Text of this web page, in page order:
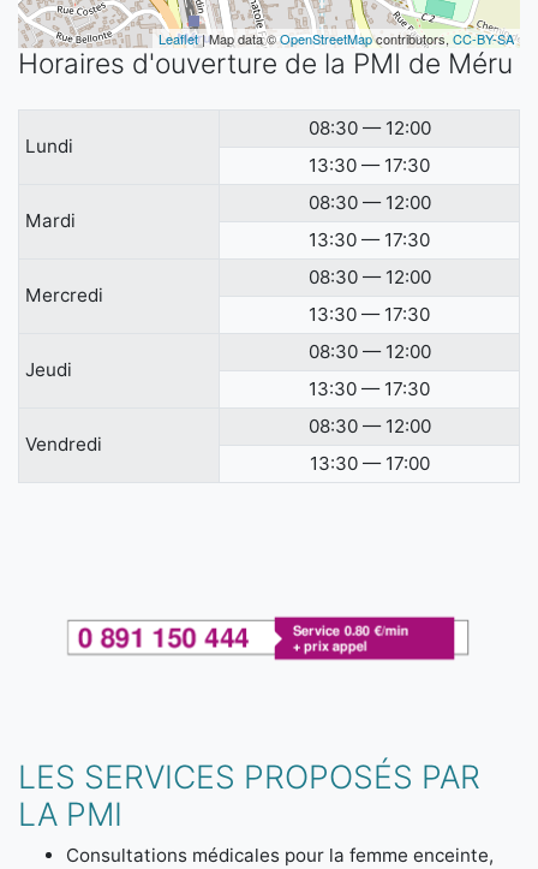
Leaflet| Map data ©OpenStreetMapcontributors, CC-BY-SA
Horaires d'ouverture de la PMI de Méru
Lundi
08:30 — 12:00
13:30 — 17:30
Mardi
08:30 — 12:00
13:30 — 17:30
Mercredi
08:30 — 12:00
13:30 — 17:30
Jeudi
08:30 — 12:00
13:30 — 17:30
Vendredi
08:30 — 12:00
13:30 — 17:00
LES SERVICES PROPOSÉS PAR
LA PMI
Consultations médicales pour la femme enceinte,